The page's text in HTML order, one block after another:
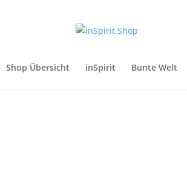
Shop Übersicht inSpirit Bunte Welt